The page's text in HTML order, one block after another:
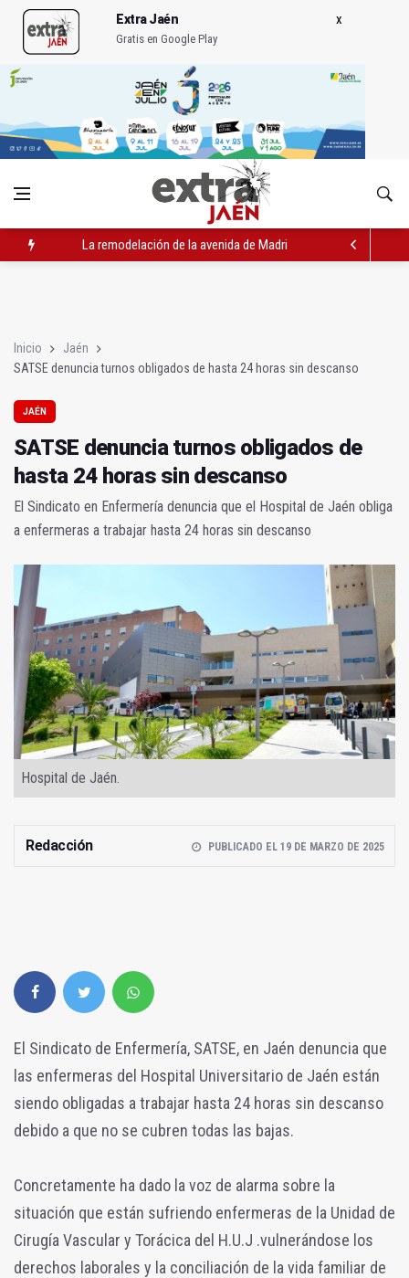
Extra Jaén
Gratis en Google Play
La remodelación de la avenida de Madrid contará con 3,2
Inicio
Jaén
SATSE denuncia turnos obligados de hasta 24 horas sin descanso
JAÉN
SATSE denuncia turnos obligados de
hasta 24 horas sin descanso
El Sindicato en Enfermería denuncia que el Hospital de Jaén obliga
a enfermeras a trabajar hasta 24 horas sin descanso
Hospital de Jaén.
Redacción PUBLICADO EL 19 DE MARZO DE 2025
El Sindicato de Enfermería, SATSE, en Jaén denuncia que
las enfermeras del Hospital Universitario de Jaén están
siendo obligadas a trabajar hasta 24 horas sin descanso
debido a que no se cubren todas las bajas.
Concretamente ha dado la voz de alarma sobre la
situación que están sufriendo enfermeras de la Unidad de
Cirugía Vascular y Torácica del H.U.J .vulnerándose los
derechos laborales y la conciliación de la vida familiar de